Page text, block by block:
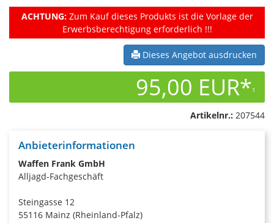
ACHTUNG:Zum Kauf dieses Produkts ist die Vorlage der
Erwerbsberechtigung erforderlich !!!
Dieses Angebot ausdrucken
95,00 EUR*1
Artikelnr.: 207544
Anbieterinformationen
Waffen Frank GmbH
Alljagd-Fachgeschäft
Steingasse 12
55116 Mainz (Rheinland-Pfalz)